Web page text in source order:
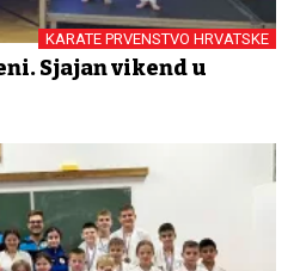
KARATE PRVENSTVO HRVATSKE
Sjajan vikend u